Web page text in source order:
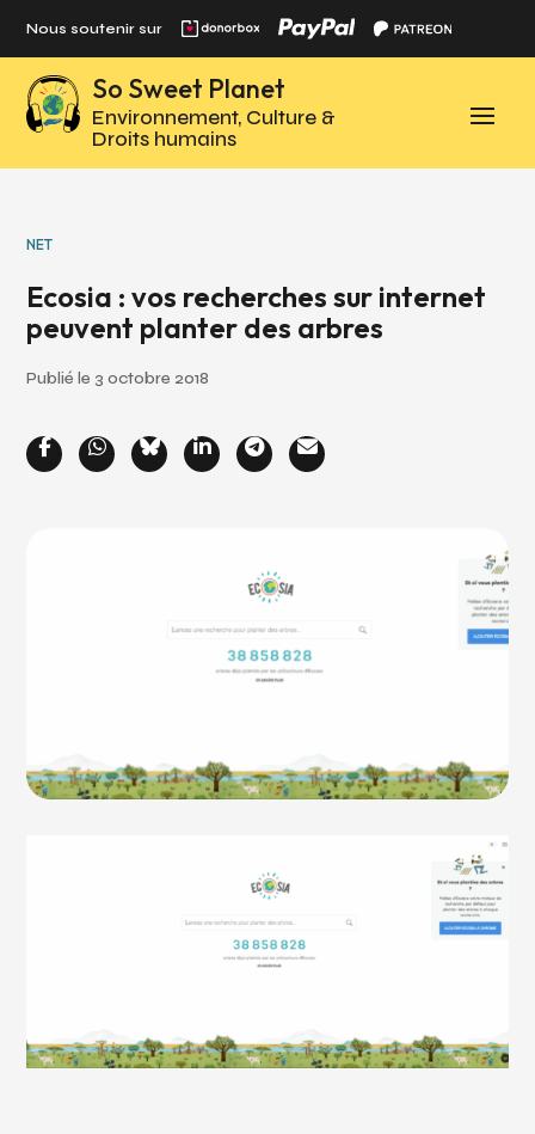
Nous soutenir sur
So Sweet Planet
Environnement, Culture &
Droits humains
NET
Ecosia : vos recherches sur internet
peuvent planter des arbres
Publié le 3 octobre 2018
Panneau de gestion des cookies